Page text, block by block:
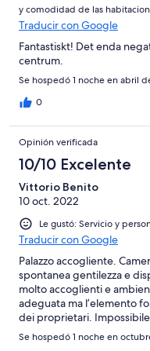
y comodidad de las
Traducir con Google
Fantastiskt! Det enda
centrum.
Se hospedó 1 noche en abril
0
Opinión verificada
10/10 Excelente
Vittorio Benito
10 oct. 2022
Le gustó: Servicio y
Traducir con Google
Palazzo accogliente.
spontanea gentilezza e
molto accoglienti e
adeguata ma l’elemento
dei proprietari.
Se hospedó 1 noche en